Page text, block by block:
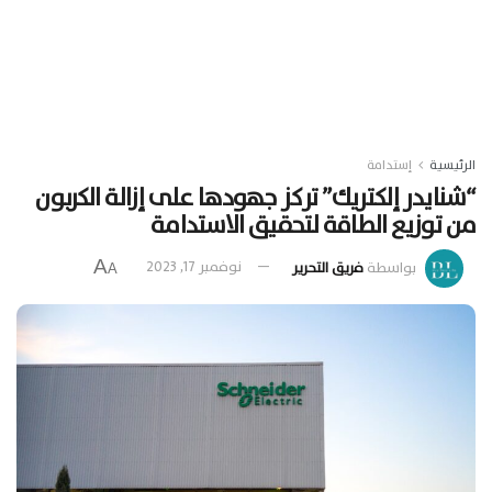
الرئيسية إستدامة
“شنايدر إلكتريك” تركز جهودها على إزالة الكربون
من توزيع الطاقة لتحقيق الاستدامة
بواسطةفريق التحرير نوفمبر 17, 2023 A
A